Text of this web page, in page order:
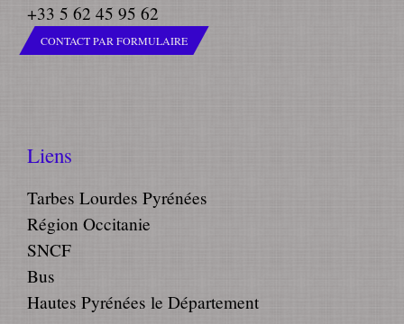
+33 5 62 45 95 62
CONTACT PAR FORMULAIRE
Liens
Tarbes Lourdes Pyrénées
Région Occitanie
SNCF
Bus
Hautes Pyrénées le Département